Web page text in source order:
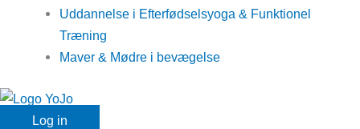
Uddannelse i Efterfødselsyoga & Funktionel
Træning
Maver & Mødre i bevægelse
Log in